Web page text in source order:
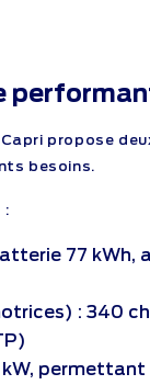
propose
besoins.
:
77 kWh,
: 340
kW,